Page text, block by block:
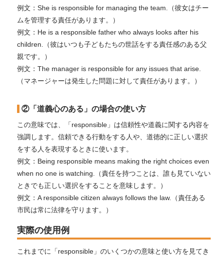
例文：She is responsible for managing the team.（彼女はチー
ムを管理する責任があります。）
例文：He is a responsible father who always looks after his
children.（彼はいつも子どもたちの世話をする責任感のある父
親です。）
例文：The manager is responsible for any issues that arise.
（マネージャーは発生した問題に対して責任があります。）
②「道義心のある」の場合の使い方
この意味では、「responsible」は信頼性や道義に関する内容を
強調します。信頼できる行動をする人や、道徳的に正しい選択
をする人を表現するときに使います。
例文：Being responsible means making the right choices even
when no one is watching.（責任を持つことは、誰も見ていない
ときでも正しい選択をすることを意味します。）
例文：A responsible citizen always follows the law.（責任ある
市民は常に法律を守ります。）
実際の使用例
これまでに「responsible」のいくつかの意味と使い方を見てき